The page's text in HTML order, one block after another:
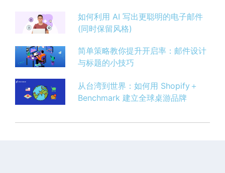
如何利用 AI 写出更聪明的电子邮件
(同时保留风格)
简单策略教你提升开启率：邮件设计
与标题的小技巧
从台湾到世界：如何用 Shopify＋
Benchmark 建立全球桌游品牌